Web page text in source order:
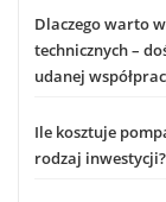
Dlaczego warto
technicznych –
udanej
Ile kosztuje
rodzaj inwestycji?